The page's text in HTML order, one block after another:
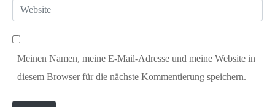
i
W
e
b
Meinen Namen, meine E-Mail-Adresse und meine Website in
diesem Browser für die nächste Kommentierung speichern.